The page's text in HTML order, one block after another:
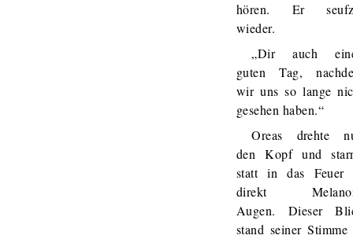
hören. Er
wieder.
„Dir auch
guten Tag,
wir uns so lange
gesehen haben.“
Oreas drehte
den Kopf und
statt in das Feuer
direkt
Augen. Dieser
stand seiner